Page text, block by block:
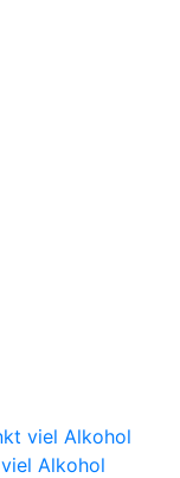
viel Alkohol
Alkohol